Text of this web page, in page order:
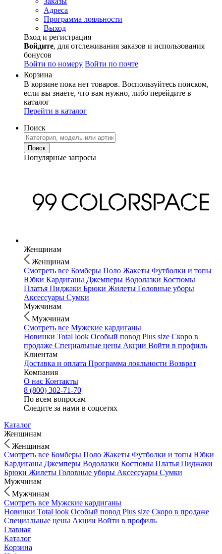
Адреса
Программа лояльности
Выход
Вход и регистрация
Войдите, для отслеживания заказов и использования
бонусов
Войти по номеру Войти по почте
Корзина
В корзине пока нет товаров. Воспользуйтесь поиском,
если вы знаете, что вам нужно, либо перейдите в
каталог
Перейти в каталог
Поиск
Популярные запросы
Женщинам
Женщинам
Смотреть все Бомберы Поло Жакеты Футболки и топы
Юбки Кардиганы Джемперы Водолазки Костюмы
Платья Пиджаки Брюки Жилеты Головные уборы
Аксессуары Сумки
Мужчинам
Мужчинам
Смотреть все Мужские кардиганы
Новинки Total look Особый повод Plus size Скоро в
продаже Специальные цены Акции Войти в профиль
Клиентам
Доставка и оплата Программа лояльности Возврат
Компания
О нас Контакты
8 (800) 302-71-70
По всем вопросам
Следите за нами в соцсетях
Каталог
Женщинам
Женщинам
Смотреть все Бомберы Поло Жакеты Футболки и топы Юбки
Кардиганы Джемперы Водолазки Костюмы Платья Пиджаки
Брюки Жилеты Головные уборы Аксессуары Сумки
Мужчинам
Мужчинам
Смотреть все Мужские кардиганы
Новинки Total look Особый повод Plus size Скоро в продаже
Специальные цены Акции Войти в профиль
Главная
Каталог
Корзина